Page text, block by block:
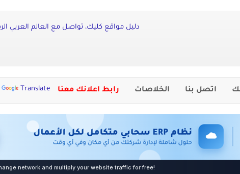
دليل مواقع كليك، تواصل مع العالم العربي
اتصل بنا الخلاصات رابط اعلانك معنا Translate